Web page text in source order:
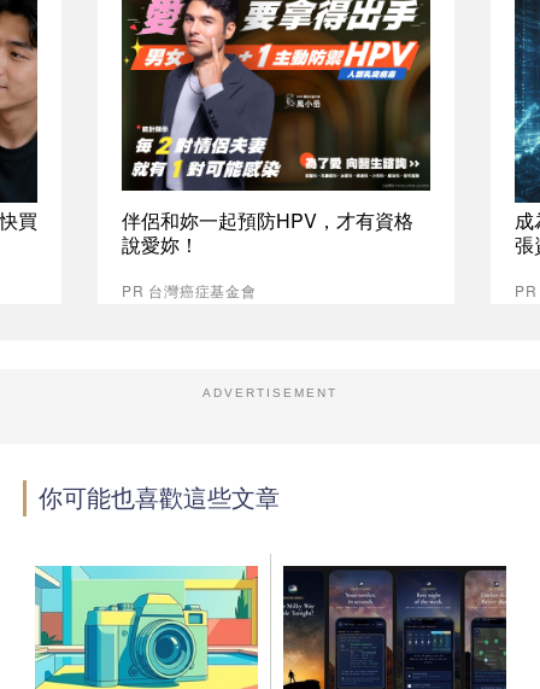
買
伴侶和妳一起預防HPV，才有資格
說愛妳！
PR 台灣癌症基金會
成
張
ADVERTISEMENT
你可能也喜歡這些文章